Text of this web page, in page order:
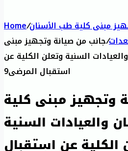
Home/مبنى كلية طب الأسنان
/جانب من صيانة وتجهيز مبنى
السنية وتعلن الكلية عن
استقبال المرضى9
وتجهيز مبنى كلية
والعيادات السنية
الكلية عن استقبال